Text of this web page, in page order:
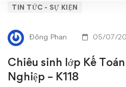
Chiêu
sinh
lớp
Kế
TIN TỨC - SỰ KIỆN
Đông Phan 05/07/
Chiêu sinh lớp Kế
Nghiệp – K118